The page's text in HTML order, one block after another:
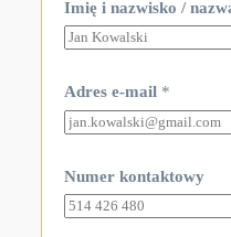
Imię i nazwisko /
Adres e-mail *
Numer kontaktowy